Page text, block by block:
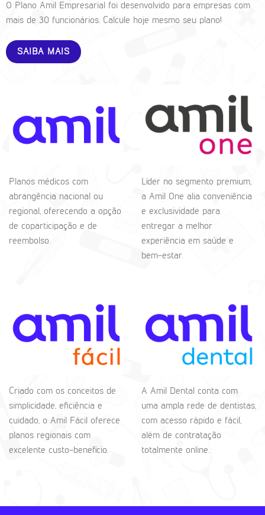
O Plano Amil Empresarial foi desenvolvido para empresas com
mais de 30 funcionários. Calcule hoje mesmo seu plano!
SAIBA MAIS
Planos médicos com
abrangência nacional ou
regional, oferecendo a opção
de coparticipação e de
reembolso.
Líder no segmento premium,
a Amil One alia conveniência
e exclusividade para
entregar a melhor
experiência em saúde e
bem-estar.
Criado com os conceitos de
simplicidade, eficiência e
cuidado, o Amil Fácil oferece
planos regionais com
excelente custo-benefício.
A Amil Dental conta com
uma ampla rede de dentistas,
com acesso rápido e fácil,
além de contratação
totalmente online.